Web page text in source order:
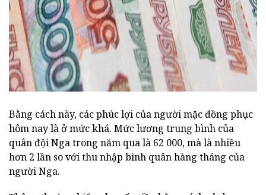
Bằng cách này, các phúc lợi của người mặc đồng phục
hôm nay là ở mức khá. Mức lương trung bình của
quân đội Nga trong năm qua là 62 000, mà là nhiều
hơn 2 lần so với thu nhập bình quân hàng tháng của
người Nga.